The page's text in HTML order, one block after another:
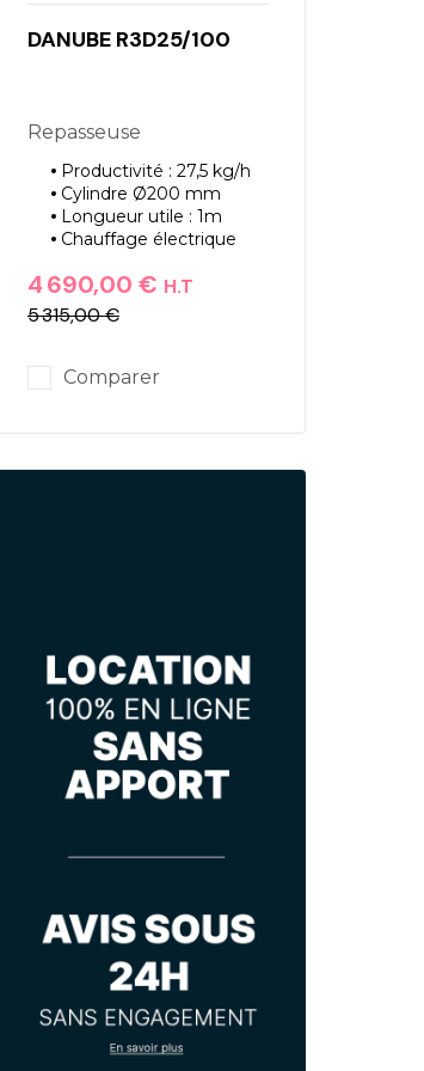
DANUBE R3D25/100
Repasseuse
Productivité : 27,5 kg/h
Cylindre Ø200 mm
Longueur utile : 1m
Chauffage électrique
Prix
4 690,00 € H.T
Prix de base
5 315,00 €
Comparer